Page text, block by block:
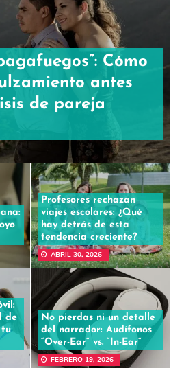
Cómo
antes
de pareja
Profesores rechazan
viajes escolares: ¿Qué
hay detrás de esta
tendencia creciente?
ABRIL 30, 2026
de
tu
No pierdas ni un detalle
del narrador: Audífonos
“Over-Ear” vs. “In-Ear”
FEBRERO 19, 2026